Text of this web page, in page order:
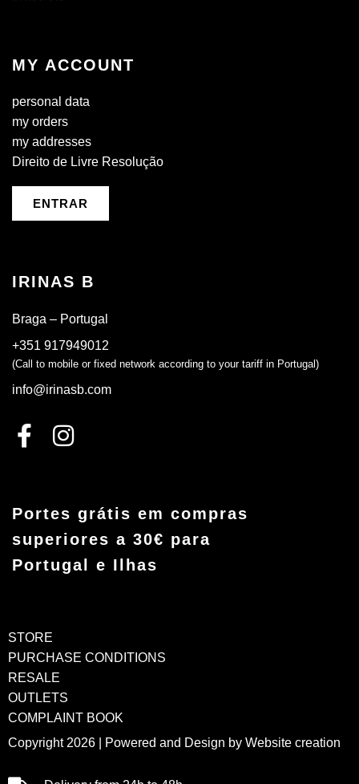
MY ACCOUNT
personal data
my orders
my addresses
Direito de Livre Resolução
ENTRAR
IRINAS B
Braga – Portugal
+351 917949012
(Call to mobile or fixed network according to your tariff in Portugal)
info@irinasb.com
Portes grátis em compras
superiores a 30€ para
Portugal e Ilhas
STORE
PURCHASE CONDITIONS
RESALE
OUTLETS
COMPLAINT BOOK
Copyright 2026 | Powered and Design by Website creation